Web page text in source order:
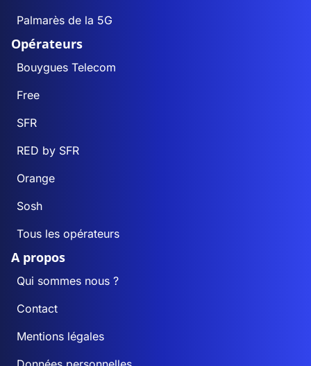
Palmarès de la 5G
Opérateurs
Bouygues Telecom
Free
SFR
RED by SFR
Orange
Sosh
Tous les opérateurs
A propos
Qui sommes nous ?
Contact
Mentions légales